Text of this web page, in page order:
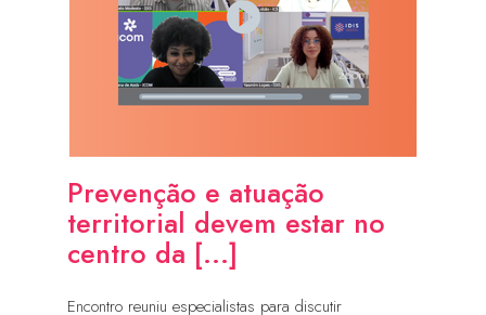
Prevenção e atuação
territorial devem estar no
centro da [...]
Encontro reuniu especialistas para discutir